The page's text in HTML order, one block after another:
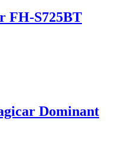
FH-S725BT
Dominant